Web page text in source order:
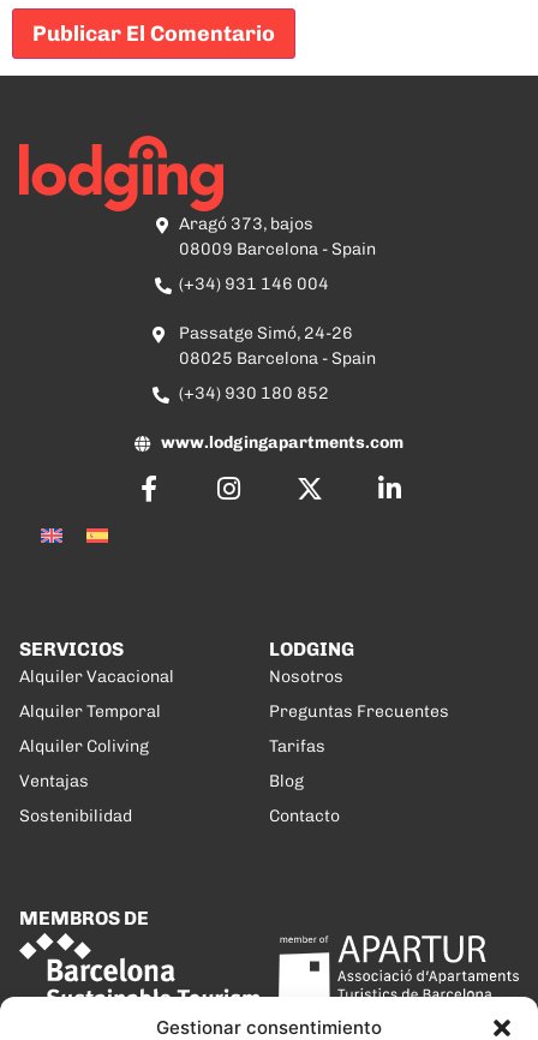
Gestionar consentimiento
Aragó 373, bajos
08009 Barcelona - Spain
(+34) 931 146 004
Passatge Simó, 24-26
08025 Barcelona - Spain
(+34) 930 180 852
www.lodgingapartments.com
SERVICIOS
Alquiler Vacacional
Alquiler Temporal
Alquiler Coliving
Ventajas
Sostenibilidad
LODGING
Nosotros
Preguntas Frecuentes
Tarifas
Blog
Contacto
MEMBROS DE